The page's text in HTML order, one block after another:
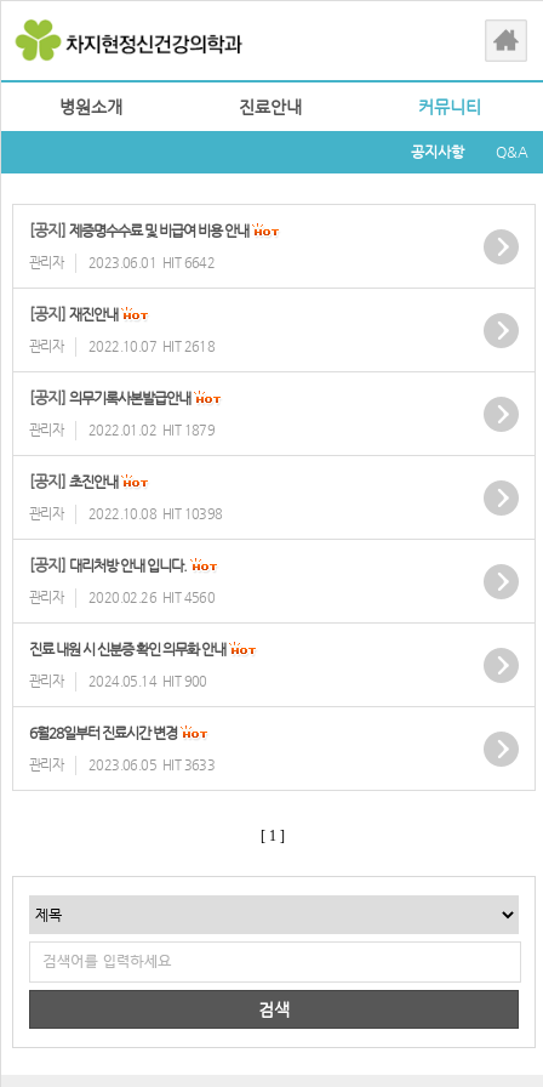
병원소개 진료안내 커뮤니티
공지사항 Q&A
[공지] 제증명수수료 및 비급여 비용 안내
관리자 2023.06.01 HIT 6642
[공지] 재진안내
관리자 2022.10.07 HIT 2618
[공지] 의무기록사본발급안내
관리자 2022.01.02 HIT 1879
[공지] 초진안내
관리자 2022.10.08 HIT 10398
[공지] 대리처방 안내 입니다.
관리자 2020.02.26 HIT 4560
진료 내원 시 신분증 확인 의무화 안내
관리자 2024.05.14 HIT 900
6월28일부터 진료시간 변경
관리자 2023.06.05 HIT 3633
[ 1 ]
검색